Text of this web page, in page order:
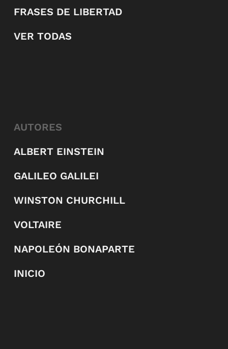
FRASES DE LIBERTAD
VER TODAS
AUTORES
ALBERT EINSTEIN
GALILEO GALILEI
WINSTON CHURCHILL
VOLTAIRE
NAPOLEÓN BONAPARTE
INICIO